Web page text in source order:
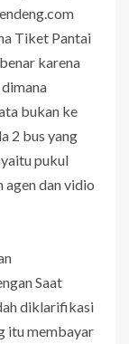
Tiket Pantai
karena
bukan ke
2 bus yang
pukul
agen dan vidio
Saat
diklarifikasi
itu membayar